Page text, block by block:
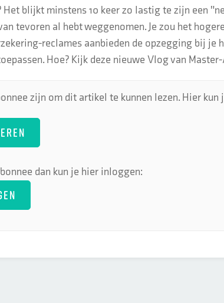
Het blijkt minstens 10 keer zo lastig te zijn een
tevoren al hebt weggenomen. Je zou het
reclames aanbieden de opzegging bij
Hoe? Kijk deze nieuwe Vlog van
zijn om dit artikel te kunnen lezen. Hier
dan kun je hier inloggen: